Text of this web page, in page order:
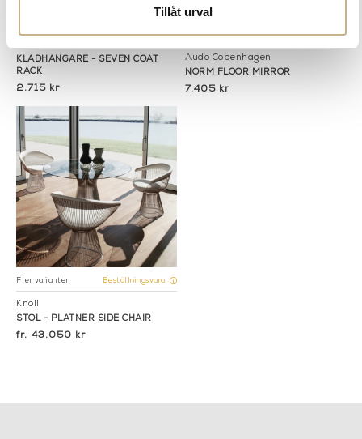
Tillåt urval
Beställningsvara
KLÄDHÄNGARE - SEVEN COAT
RACK
2.715 kr
Fler varianter Beställningsvara
Audo Copenhagen
NORM FLOOR MIRROR
7.405 kr
Fler varianter Beställningsvara
Knoll
STOL - PLATNER SIDE CHAIR
43.050 kr